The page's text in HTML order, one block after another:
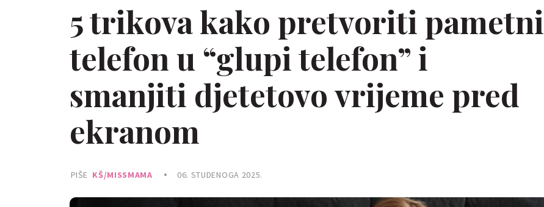
5 trikova kako pretvoriti pametni
telefon u “glupi telefon” i
smanjiti djetetovo vrijeme pred
ekranom
PIŠE KŠ/MISSMAMA 06. STUDENOGA 2025.